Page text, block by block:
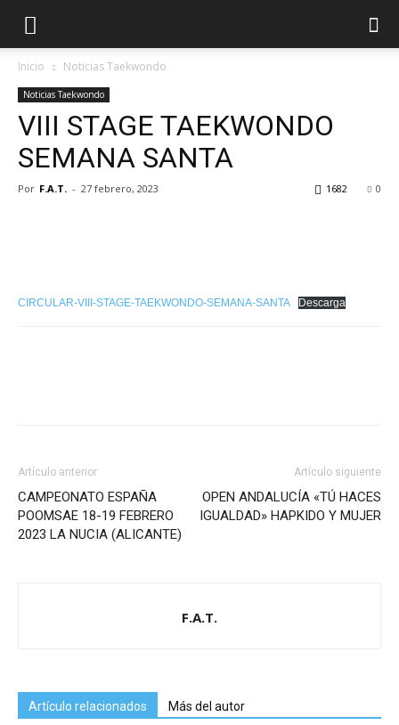
Inicio Noticias Taekwondo
Noticias Taekwondo
VIII STAGE TAEKWONDO
SEMANA SANTA
Por F.A.T. - 27 febrero, 2023 0
1682
CIRCULAR-VIII-STAGE-TAEKWONDO-SEMANA-SANTA Descarga
Artículo anterior
CAMPEONATO ESPAÑA
POOMSAE 18-19 FEBRERO
2023 LA NUCIA (ALICANTE)
Artículo siguiente
OPEN ANDALUCÍA «TÚ HACES
IGUALDAD» HAPKIDO Y MUJER
F.A.T.
Artículo relacionados Más del autor